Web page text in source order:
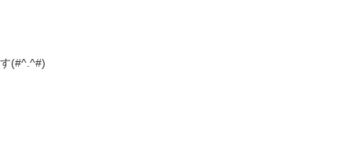
(#^.^#)